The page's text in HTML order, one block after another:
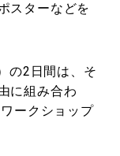
スターなどを
の2日間は、そ
に組み合わ
ークショップ